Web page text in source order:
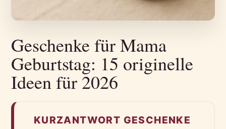
Geschenke für Mama
Geburtstag: 15 originelle
Ideen für 2026
KURZANTWORT GESCHENKE